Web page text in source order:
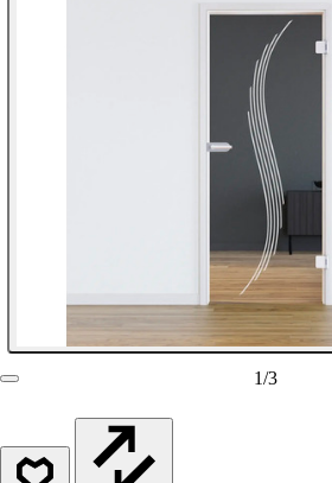
1/3